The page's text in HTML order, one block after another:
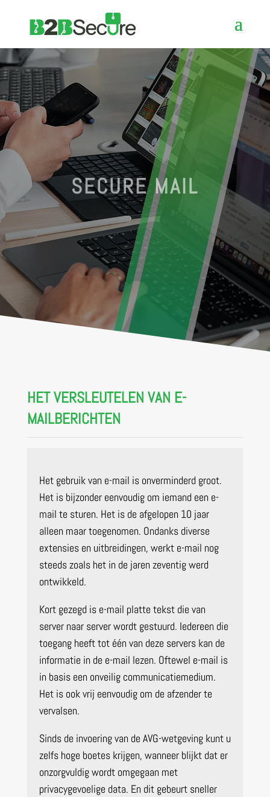
SECURE MAIL
HET VERSLEUTELEN VAN E-
MAILBERICHTEN
Het gebruik van e-mail is onverminderd groot.
Het is bijzonder eenvoudig om iemand een e-
mail te sturen. Het is de afgelopen 10 jaar
alleen maar toegenomen. Ondanks diverse
extensies en uitbreidingen, werkt e-mail nog
steeds zoals het in de jaren zeventig werd
ontwikkeld.
Kort gezegd is e-mail platte tekst die van
server naar server wordt gestuurd. Iedereen die
toegang heeft tot één van deze servers kan de
informatie in de e-mail lezen. Oftewel e-mail is
in basis een onveilig communicatiemedium.
Het is ook vrij eenvoudig om de afzender te
vervalsen.
Sinds de invoering van de AVG-wetgeving kunt u
zelfs hoge boetes krijgen, wanneer blijkt dat er
onzorgvuldig wordt omgegaan met
privacygevoelige data. En dit gebeurt sneller